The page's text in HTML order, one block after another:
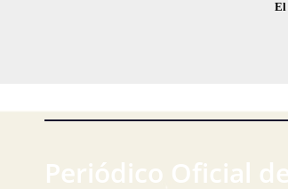
El
Periódico Oficial